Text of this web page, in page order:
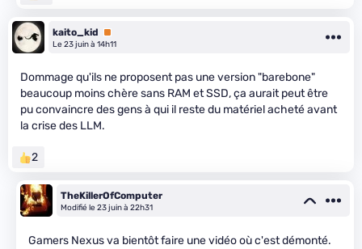
kaito_kid
Premium
Le 23 juin à 14h11
Dommage qu'ils ne proposent pas une version "barebone"
beaucoup moins chère sans RAM et SSD, ça aurait peut être
pu convaincre des gens à qui il reste du matériel acheté avant
la crise des LLM.
2
TheKillerOfComputer
Modifié le 23 juin à 22h31
Gamers Nexus va bientôt faire une vidéo où c'est démonté.